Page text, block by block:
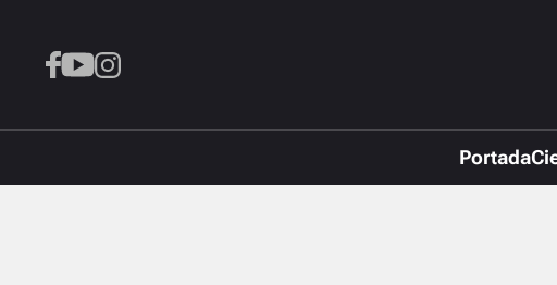
Portada